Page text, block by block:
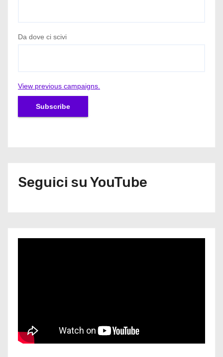
Da dove ci scivi
View previous campaigns.
Seguici su YouTube